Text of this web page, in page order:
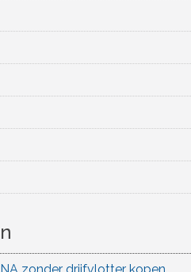
zonder drijfvlotter kopen